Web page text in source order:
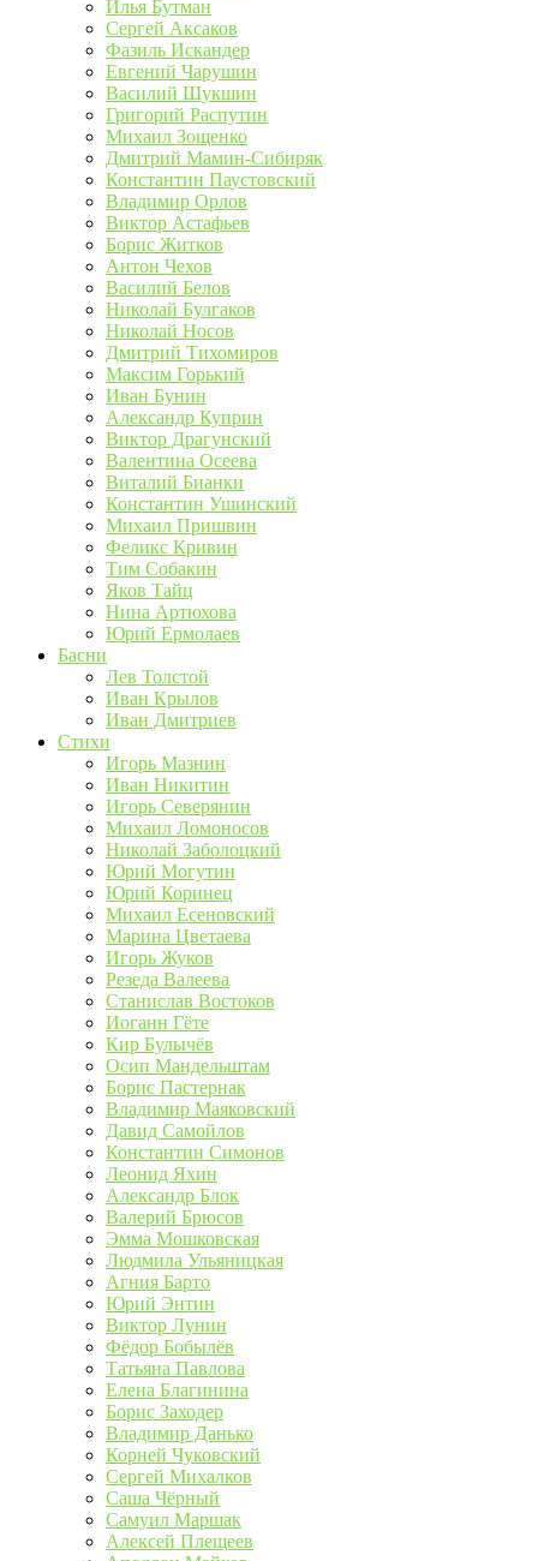
Илья Бутман
Сергей Аксаков
Фазиль Искандер
Евгений Чарушин
Василий Шукшин
Григорий Распутин
Михаил Зощенко
Дмитрий Мамин-Сибиряк
Константин Паустовский
Владимир Орлов
Виктор Астафьев
Борис Житков
Антон Чехов
Василий Белов
Николай Булгаков
Николай Носов
Дмитрий Тихомиров
Максим Горький
Иван Бунин
Александр Куприн
Виктор Драгунский
Валентина Осеева
Виталий Бианки
Константин Ушинский
Михаил Пришвин
Феликс Кривин
Тим Собакин
Яков Тайц
Нина Артюхова
Юрий Ермолаев
Басни
Лев Толстой
Иван Крылов
Иван Дмитриев
Стихи
Игорь Мазнин
Иван Никитин
Игорь Северянин
Михаил Ломоносов
Николай Заболоцкий
Юрий Могутин
Юрий Коринец
Михаил Есеновский
Марина Цветаева
Игорь Жуков
Резеда Валеева
Станислав Востоков
Иоганн Гёте
Кир Булычёв
Осип Мандельштам
Борис Пастернак
Владимир Маяковский
Давид Самойлов
Константин Симонов
Леонид Яхин
Александр Блок
Валерий Брюсов
Эмма Мошковская
Людмила Ульяницкая
Агния Барто
Юрий Энтин
Виктор Лунин
Фёдор Бобылёв
Татьяна Павлова
Елена Благинина
Борис Заходер
Владимир Данько
Корней Чуковский
Сергей Михалков
Саша Чёрный
Самуил Маршак
Алексей Плещеев